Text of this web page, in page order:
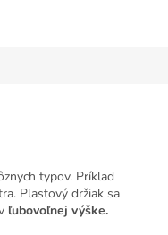
typov. Príklad
Plastový držiak sa
ľubovoľnej výške.